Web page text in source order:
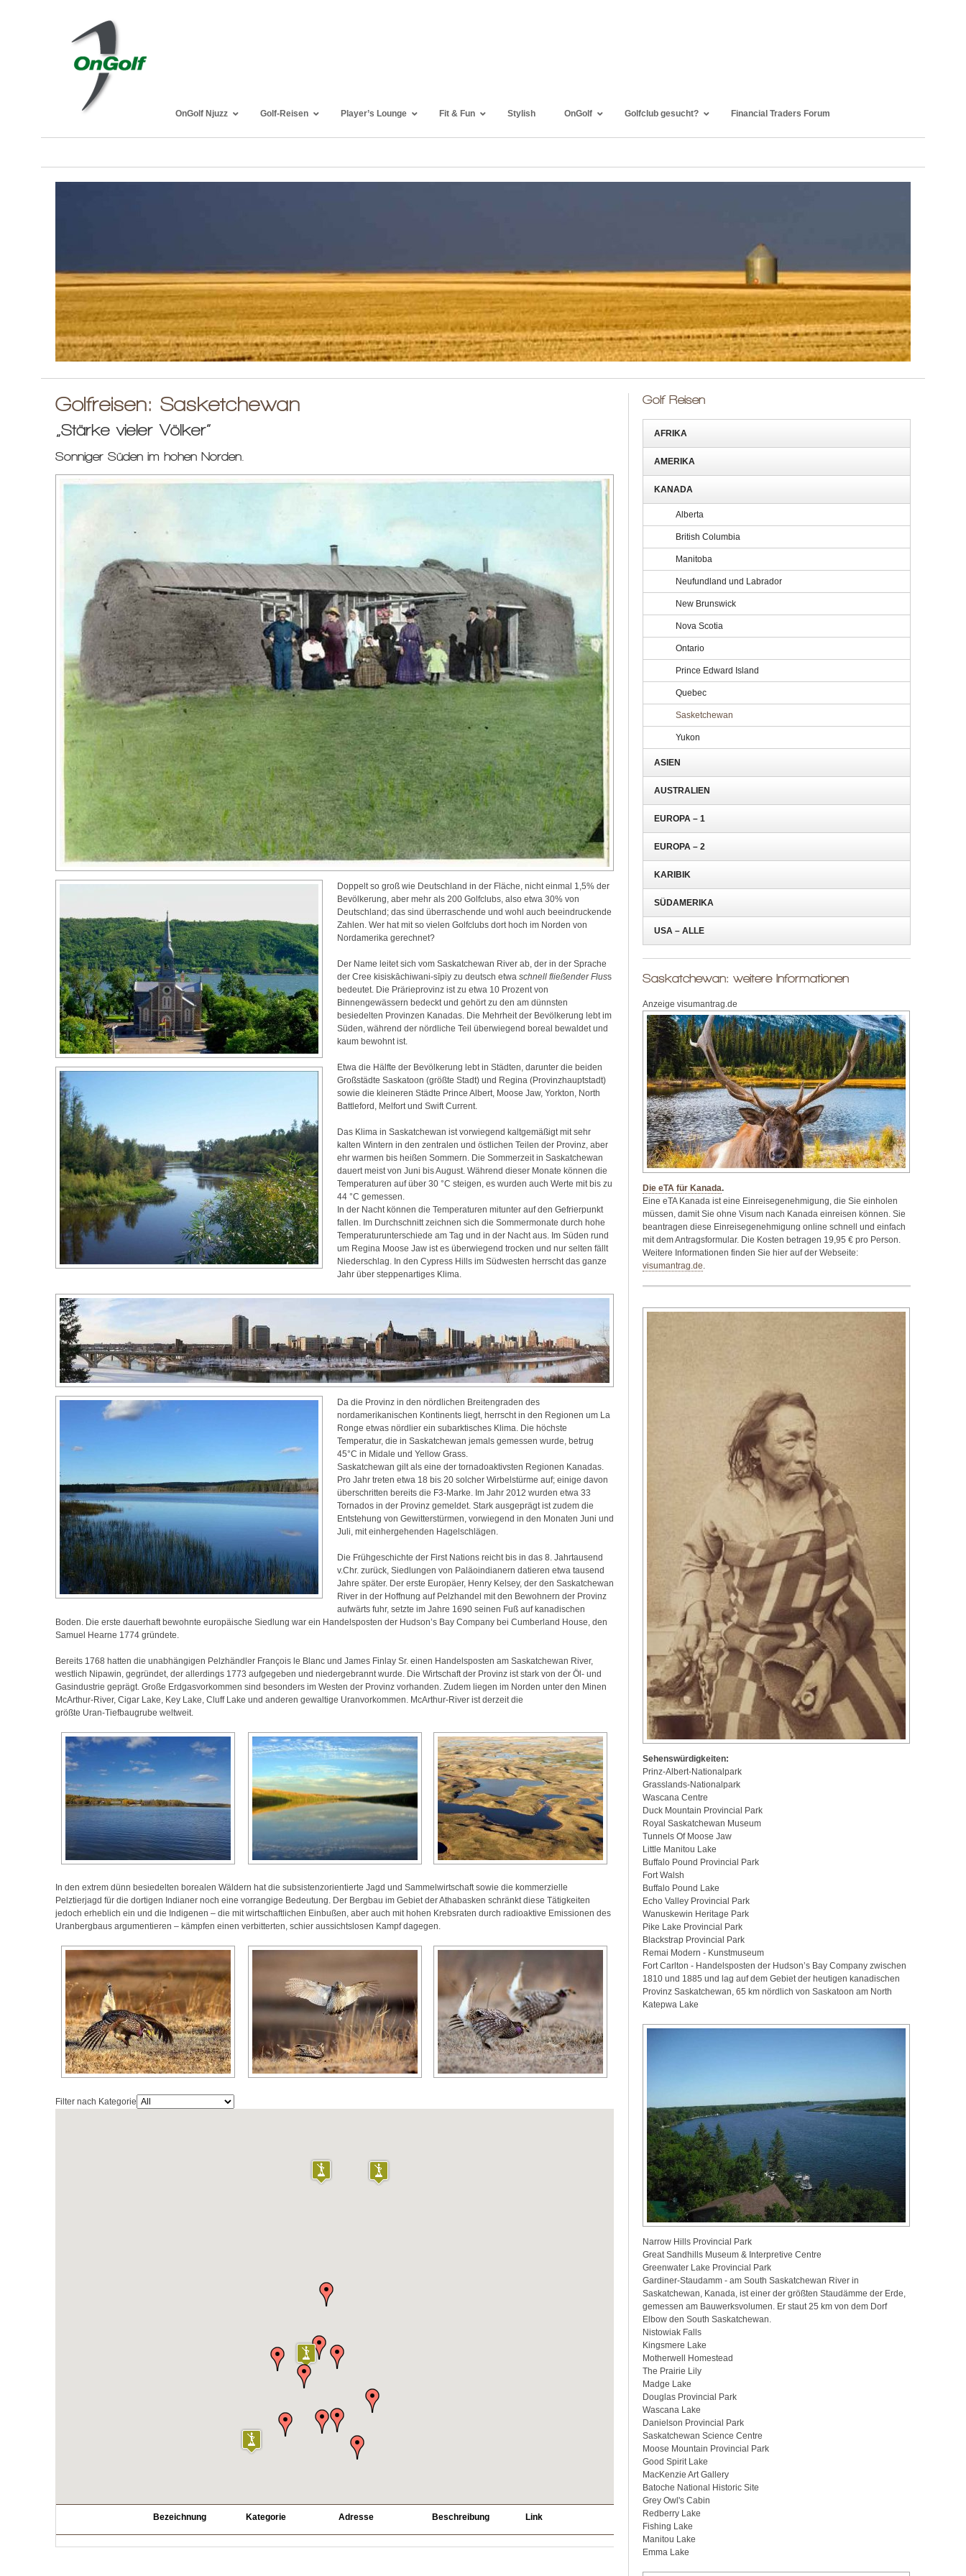
OnGolf Njuzz Golf-Reisen Player’s Lounge Fit & Fun Stylish OnGolf Golfclub gesucht? Financial Traders Forum
Golfreisen: Sasketchewan
„Stärke vieler Völker“
Sonniger Süden im hohen Norden.
Doppelt so groß wie Deutschland in der Fläche, nicht einmal 1,5% der
Bevölkerung, aber mehr als 200 Golfclubs, also etwa 30% von
Deutschland; das sind überraschende und wohl auch beeindruckende
Zahlen. Wer hat mit so vielen Golfclubs dort hoch im Norden von
Nordamerika gerechnet?
Der Name leitet sich vom Saskatchewan River ab, der in der Sprache
der Cree kisiskāchiwani-sīpiy zu deutsch etwa schnell fließender Fluss
bedeutet. Die Prärieprovinz ist zu etwa 10 Prozent von
Binnengewässern bedeckt und gehört zu den am dünnsten
besiedelten Provinzen Kanadas. Die Mehrheit der Bevölkerung lebt im
Süden, während der nördliche Teil überwiegend boreal bewaldet und
kaum bewohnt ist.
Etwa die Hälfte der Bevölkerung lebt in Städten, darunter die beiden
Großstädte Saskatoon (größte Stadt) und Regina (Provinzhauptstadt)
sowie die kleineren Städte Prince Albert, Moose Jaw, Yorkton, North
Battleford, Melfort und Swift Current.
Das Klima in Saskatchewan ist vorwiegend kaltgemäßigt mit sehr
kalten Wintern in den zentralen und östlichen Teilen der Provinz, aber
ehr warmen bis heißen Sommern. Die Sommerzeit in Saskatchewan
dauert meist von Juni bis August. Während dieser Monate können die
Temperaturen auf über 30 °C steigen, es wurden auch Werte mit bis zu
44 °C gemessen.
In der Nacht können die Temperaturen mitunter auf den Gefrierpunkt
fallen. Im Durchschnitt zeichnen sich die Sommermonate durch hohe
Temperaturunterschiede am Tag und in der Nacht aus. Im Süden rund
um Regina Moose Jaw ist es überwiegend trocken und nur selten fällt
Niederschlag. In den Cypress Hills im Südwesten herrscht das ganze
Jahr über steppenartiges Klima.
Da die Provinz in den nördlichen Breitengraden des
nordamerikanischen Kontinents liegt, herrscht in den Regionen um La
Ronge etwas nördlier ein subarktisches Klima. Die höchste
Temperatur, die in Saskatchewan jemals gemessen wurde, betrug
45°C in Midale und Yellow Grass.
Saskatchewan gilt als eine der tornadoaktivsten Regionen Kanadas.
Pro Jahr treten etwa 18 bis 20 solcher Wirbelstürme auf; einige davon
überschritten bereits die F3-Marke. Im Jahr 2012 wurden etwa 33
Tornados in der Provinz gemeldet. Stark ausgeprägt ist zudem die
Entstehung von Gewitterstürmen, vorwiegend in den Monaten Juni und
Juli, mit einhergehenden Hagelschlägen.
Die Frühgeschichte der First Nations reicht bis in das 8. Jahrtausend
v.Chr. zurück, Siedlungen von Paläoindianern datieren etwa tausend
Jahre später. Der erste Europäer, Henry Kelsey, der den Saskatchewan
River in der Hoffnung auf Pelzhandel mit den Bewohnern der Provinz
aufwärts fuhr, setzte im Jahre 1690 seinen Fuß auf kanadischen
Boden. Die erste dauerhaft bewohnte europäische Siedlung war ein Handelsposten der Hudson’s Bay Company bei Cumberland House, den
Samuel Hearne 1774 gründete.
Bereits 1768 hatten die unabhängigen Pelzhändler François le Blanc und James Finlay Sr. einen Handelsposten am Saskatchewan River,
westlich Nipawin, gegründet, der allerdings 1773 aufgegeben und niedergebrannt wurde. Die Wirtschaft der Provinz ist stark von der Öl- und
Gasindustrie geprägt. Große Erdgasvorkommen sind besonders im Westen der Provinz vorhanden. Zudem liegen im Norden unter den Minen
McArthur-River, Cigar Lake, Key Lake, Cluff Lake und anderen gewaltige Uranvorkommen. McArthur-River ist derzeit die
größte Uran-Tiefbaugrube weltweit.
In den extrem dünn besiedelten borealen Wäldern hat die subsistenzorientierte Jagd und Sammelwirtschaft sowie die kommerzielle
Pelztierjagd für die dortigen Indianer noch eine vorrangige Bedeutung. Der Bergbau im Gebiet der Athabasken schränkt diese Tätigkeiten
jedoch erheblich ein und die Indigenen – die mit wirtschaftlichen Einbußen, aber auch mit hohen Krebsraten durch radioaktive Emissionen des
Uranbergbaus argumentieren – kämpfen einen verbitterten, schier aussichtslosen Kampf dagegen.
Filter nach Kategorie
Bezeichnung Kategorie Adresse Beschreibung Link
Golf Reisen
AFRIKA
AMERIKA
KANADA
Alberta
British Columbia
Manitoba
Neufundland und Labrador
New Brunswick
Nova Scotia
Ontario
Prince Edward Island
Quebec
Sasketchewan
Yukon
ASIEN
AUSTRALIEN
EUROPA – 1
EUROPA – 2
KARIBIK
SÜDAMERIKA
USA – ALLE
Saskatchewan: weitere Informationen
Anzeige visumantrag.de
Die eTA für Kanada.
Eine eTA Kanada ist eine Einreisegenehmigung, die Sie einholen
müssen, damit Sie ohne Visum nach Kanada einreisen können. Sie
beantragen diese Einreisegenehmigung online schnell und einfach
mit dem Antragsformular. Die Kosten betragen 19,95 € pro Person.
Weitere Informationen finden Sie hier auf der Webseite:
visumantrag.de.
Sehenswürdigkeiten:
Prinz-Albert-Nationalpark
Grasslands-Nationalpark
Wascana Centre
Duck Mountain Provincial Park
Royal Saskatchewan Museum
Tunnels Of Moose Jaw
Little Manitou Lake
Buffalo Pound Provincial Park
Fort Walsh
Buffalo Pound Lake
Echo Valley Provincial Park
Wanuskewin Heritage Park
Pike Lake Provincial Park
Blackstrap Provincial Park
Remai Modern - Kunstmuseum
Fort Carlton - Handelsposten der Hudson’s Bay Company zwischen
1810 und 1885 und lag auf dem Gebiet der heutigen kanadischen
Provinz Saskatchewan, 65 km nördlich von Saskatoon am North
Katepwa Lake
Narrow Hills Provincial Park
Great Sandhills Museum & Interpretive Centre
Greenwater Lake Provincial Park
Gardiner-Staudamm - am South Saskatchewan River in
Saskatchewan, Kanada, ist einer der größten Staudämme der Erde,
gemessen am Bauwerksvolumen. Er staut 25 km von dem Dorf
Elbow den South Saskatchewan.
Nistowiak Falls
Kingsmere Lake
Motherwell Homestead
The Prairie Lily
Madge Lake
Douglas Provincial Park
Wascana Lake
Danielson Provincial Park
Saskatchewan Science Centre
Moose Mountain Provincial Park
Good Spirit Lake
MacKenzie Art Gallery
Batoche National Historic Site
Grey Owl's Cabin
Redberry Lake
Fishing Lake
Manitou Lake
Emma Lake